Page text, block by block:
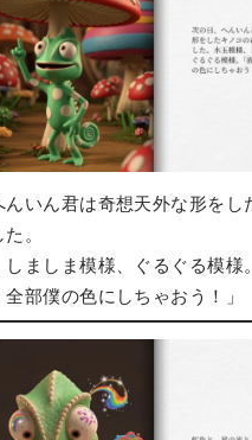
んいん君は奇想天外な形をし
。
ましま模様、ぐるぐる模様。
全部僕の色にしちゃおう！」